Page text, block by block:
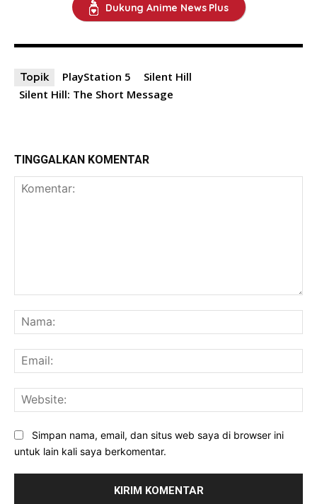
Dukung Anime News Plus
Topik PlayStation 5
Silent Hill
Silent Hill: The Short Message
TINGGALKAN KOMENTAR
Simpan nama, email, dan situs web saya di browser ini
untuk lain kali saya berkomentar.